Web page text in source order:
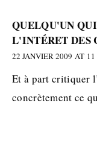
QUELQU'UN
L'INTÉRET DES
22 JANVIER 2009 AT
Et à part critiquer
concrètement ce